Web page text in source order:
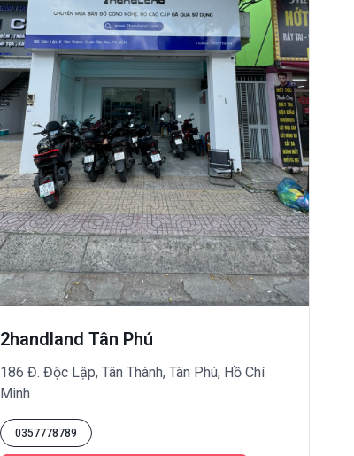
2handland Tân Phú
186 Đ. Độc Lập, Tân Thành, Tân Phú, Hồ Chí
Minh
0357778789